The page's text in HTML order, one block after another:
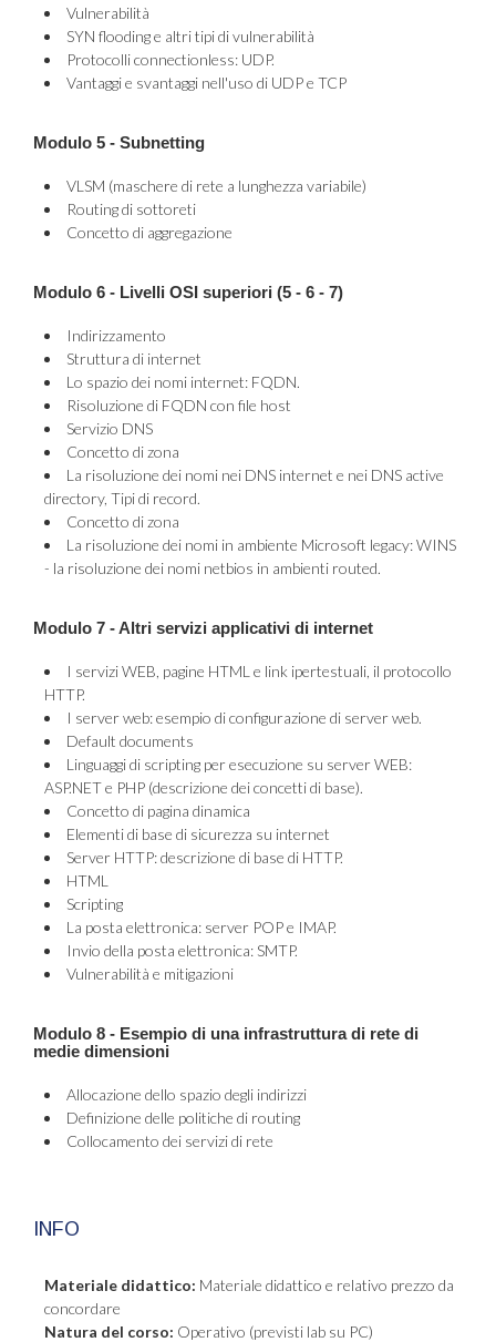
Vulnerabilità
SYN flooding e altri tipi di vulnerabilità
Protocolli connectionless: UDP.
Vantaggi e svantaggi nell'uso di UDP e TCP
Modulo 5 - Subnetting
VLSM (maschere di rete a lunghezza variabile)
Routing di sottoreti
Concetto di aggregazione
Modulo 6 - Livelli OSI superiori (5 - 6 - 7)
Indirizzamento
Struttura di internet
Lo spazio dei nomi internet: FQDN.
Risoluzione di FQDN con file host
Servizio DNS
Concetto di zona
La risoluzione dei nomi nei DNS internet e nei DNS active
directory, Tipi di record.
Concetto di zona
La risoluzione dei nomi in ambiente Microsoft legacy: WINS
- la risoluzione dei nomi netbios in ambienti routed.
Modulo 7 - Altri servizi applicativi di internet
I servizi WEB, pagine HTML e link ipertestuali, il protocollo
HTTP.
I server web: esempio di configurazione di server web.
Default documents
Linguaggi di scripting per esecuzione su server WEB:
ASP.NET e PHP (descrizione dei concetti di base).
Concetto di pagina dinamica
Elementi di base di sicurezza su internet
Server HTTP: descrizione di base di HTTP.
HTML
Scripting
La posta elettronica: server POP e IMAP.
Invio della posta elettronica: SMTP.
Vulnerabilità e mitigazioni
Modulo 8 - Esempio di una infrastruttura di rete di
medie dimensioni
Allocazione dello spazio degli indirizzi
Definizione delle politiche di routing
Collocamento dei servizi di rete
INFO
Materiale didattico: Materiale didattico e relativo prezzo da
concordare
Natura del corso: Operativo (previsti lab su PC)